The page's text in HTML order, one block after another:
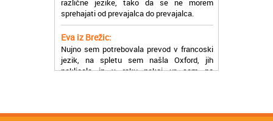
Eva iz Brežic:
jezik, na spletu sem našla Oxford, jih
poklicala in v roku nekaj ur sem po
elektronski pošti prejela prevod. Resnično
so izjemni!